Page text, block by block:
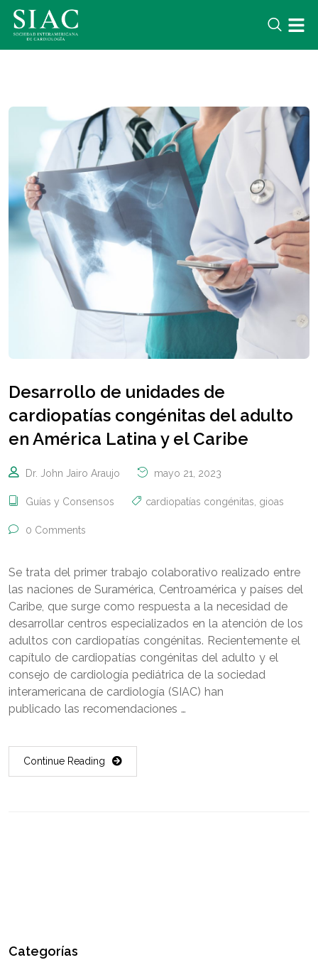
Desarrollo de unidades de
cardiopatías congénitas del adulto
en América Latina y el Caribe
Dr. John Jairo Araujo mayo 21, 2023
Guías y Consensos cardiopatías congénitas, gioas
0 Comments
Se trata del primer trabajo colaborativo realizado entre
las naciones de Suramérica, Centroamérica y países del
Caribe, que surge como respuesta a la necesidad de
desarrollar centros especializados en la atención de los
adultos con cardiopatías congénitas. Recientemente el
capítulo de cardiopatías congénitas del adulto y el
consejo de cardiología pediátrica de la sociedad
interamericana de cardiología (SIAC) han
publicado las recomendaciones …
Continue Reading
Categorías